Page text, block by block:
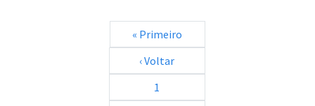
« Primeiro
‹ VoltarPágina anterior
1